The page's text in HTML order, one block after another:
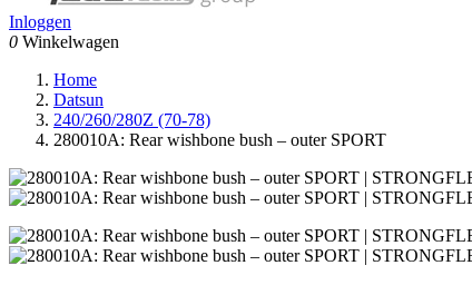
Inloggen
0 Winkelwagen
Home
Datsun
240/260/280Z (70-78)
280010A: Rear wishbone bush – outer SPORT